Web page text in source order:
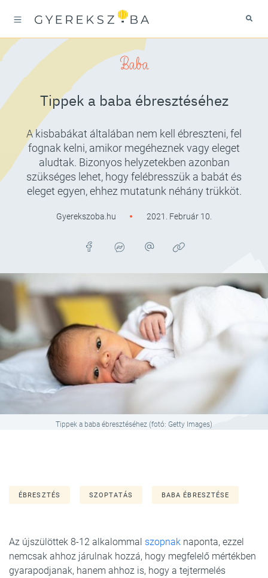
Baba
Tippek a baba ébresztéséhez
A kisbabákat általában nem kell ébreszteni, fel
fognak kelni, amikor megéheznek vagy eleget
aludtak. Bizonyos helyzetekben azonban
szükséges lehet, hogy felébresszük a babát és
eleget egyen, ehhez mutatunk néhány trükköt.
Gyerekszoba.hu 2021. Február 10.
Tippek a baba ébresztéséhez (fotó: Getty Images)
ÉBRESZTÉS SZOPTATÁS BABA ÉBRESZTÉSE
Az újszülöttek 8-12 alkalommal szopnak naponta, ezzel
nemcsak ahhoz járulnak hozzá, hogy megfelelő mértékben
gyarapodjanak, hanem ahhoz is, hogy a tejtermelés